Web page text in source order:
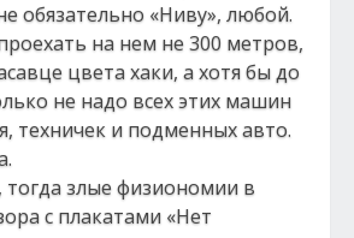
обязательно «Ниву», любой.
на нем не 300 метров,
цвета хаки, а хотя бы до
не надо всех этих машин
техничек и подменных авто.
злые физиономии в
с плакатами «Нет